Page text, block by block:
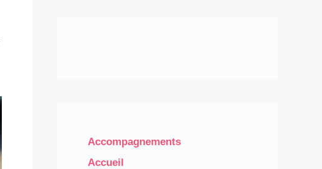
Accompagnements
Accueil